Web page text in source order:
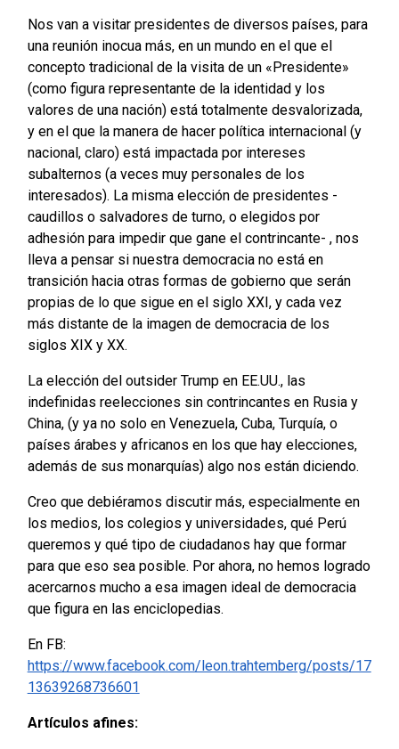
Nos van a visitar presidentes de diversos países, para
una reunión inocua más, en un mundo en el que el
concepto tradicional de la visita de un «Presidente»
(como figura representante de la identidad y los
valores de una nación) está totalmente desvalorizada,
y en el que la manera de hacer política internacional (y
nacional, claro) está impactada por intereses
subalternos (a veces muy personales de los
interesados). La misma elección de presidentes -
caudillos o salvadores de turno, o elegidos por
adhesión para impedir que gane el contrincante- , nos
lleva a pensar si nuestra democracia no está en
transición hacia otras formas de gobierno que serán
propias de lo que sigue en el siglo XXI, y cada vez
más distante de la imagen de democracia de los
siglos XIX y XX.
La elección del outsider Trump en EE.UU., las
indefinidas reelecciones sin contrincantes en Rusia y
China, (y ya no solo en Venezuela, Cuba, Turquía, o
países árabes y africanos en los que hay elecciones,
además de sus monarquías) algo nos están diciendo.
Creo que debiéramos discutir más, especialmente en
los medios, los colegios y universidades, qué Perú
queremos y qué tipo de ciudadanos hay que formar
para que eso sea posible. Por ahora, no hemos logrado
acercarnos mucho a esa imagen ideal de democracia
que figura en las enciclopedias.
En FB:
https://www.facebook.com/leon.trahtemberg/posts/17
13639268736601
Artículos afines: